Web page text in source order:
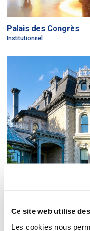
Ce site web utilise
Les cookies nous
Palais des Congrès
Institutionnel